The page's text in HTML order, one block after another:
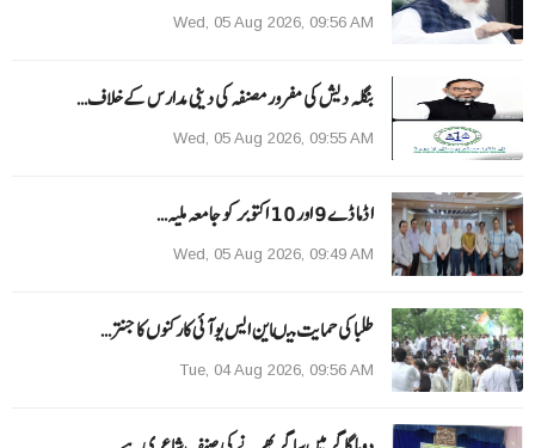
Wed, 05 Aug 2026, 09:56 AM
بنگلہ دیش کی مفرور مصنفہ کی دینی مدارس کے خلاف…
Wed, 05 Aug 2026, 09:55 AM
ا ڈما ڈے 9 اور 10 اکتوبر کو جامعہ ملیہ…
Wed, 05 Aug 2026, 09:49 AM
طلبا کی حمایت میںاین ایس یو آئی کارکنوں کا جنتر…
Tue, 04 Aug 2026, 09:56 AM